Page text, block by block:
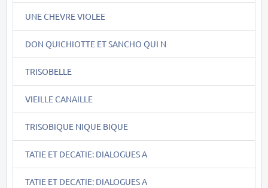
UNE CHEVRE VIOLEE
DON QUICHIOTTE ET SANCHO QUI N
TRISOBELLE
VIEILLE CANAILLE
TRISOBIQUE NIQUE BIQUE
TATIE ET DECATIE: DIALOGUES A
TATIE ET DECATIE: DIALOGUES A